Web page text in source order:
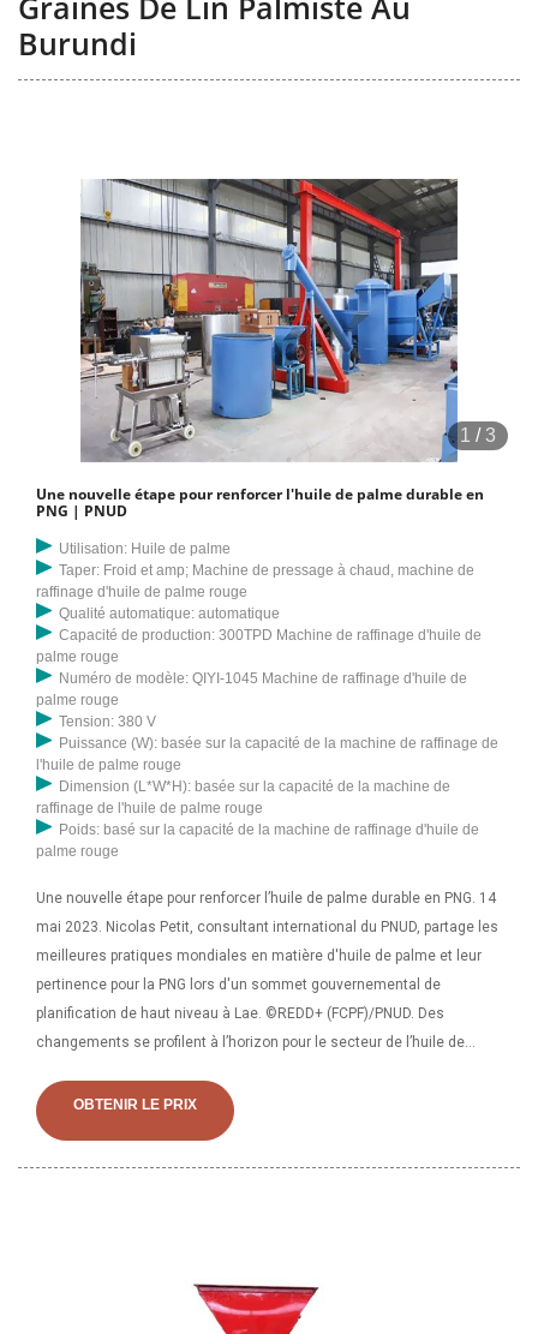
Burundi
1 /3
Une nouvelle étape pour renforcer l'huile de palme durable en
PNG | PNUD
Utilisation: Huile de palme
Taper: Froid et amp; Machine de pressage à chaud, machine de
raffinage d'huile de palme rouge
Qualité automatique: automatique
Capacité de production: 300TPD Machine de raffinage d'huile de
palme rouge
Numéro de modèle: QIYI-1045 Machine de raffinage d'huile de
palme rouge
Tension: 380 V
Puissance (W): basée sur la capacité de la machine de raffinage de
l'huile de palme rouge
Dimension (L*W*H): basée sur la capacité de la machine de
raffinage de l'huile de palme rouge
Poids: basé sur la capacité de la machine de raffinage d'huile de
palme rouge
Une nouvelle étape pour renforcer l’huile de palme durable en PNG. 14
mai 2023. Nicolas Petit, consultant international du PNUD, partage les
meilleures pratiques mondiales en matière d'huile de palme et leur
pertinence pour la PNG lors d'un sommet gouvernemental de
planification de haut niveau à Lae. ©REDD+ (FCPF)/PNUD. Des
changements se profilent à l’horizon pour le secteur de l’huile de
presse à huile à vis se compose d'une forme de vis enfermée dans
une chambre scellée qui possède à la fois une entrée et une sortie.
d'exportation de PNG. Cependant, une plus petite proportion de la
population rurale est engagée dans la culture du palmier à huile, 33 %
OBTENIR LE PRIX